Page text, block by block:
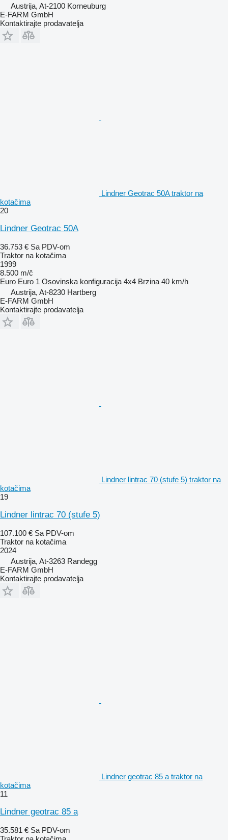
Austrija, At-2100 Korneuburg
E-FARM GmbH
Kontaktirajte prodavatelja
Lindner Geotrac 50A traktor na
kotačima
20
Lindner Geotrac 50A
36.753 € Sa PDV-om
Traktor na kotačima
1999
8.500 m/č
Euro Euro 1 Osovinska konfiguracija 4x4 Brzina 40 km/h
Austrija, At-8230 Hartberg
E-FARM GmbH
Kontaktirajte prodavatelja
Lindner lintrac 70 (stufe 5) traktor na
kotačima
19
Lindner lintrac 70 (stufe 5)
107.100 € Sa PDV-om
Traktor na kotačima
2024
Austrija, At-3263 Randegg
E-FARM GmbH
Kontaktirajte prodavatelja
Lindner geotrac 85 a traktor na
kotačima
11
Lindner geotrac 85 a
35.581 € Sa PDV-om